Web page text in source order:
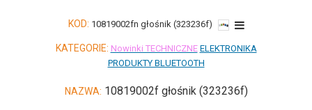
KOD: 10819002fn głośnik (323236f)
KATEGORIE: Nowinki TECHNICZNE ELEKTRONIKA
PRODUKTY BLUETOOTH
NAZWA: 10819002f głośnik (323236f)